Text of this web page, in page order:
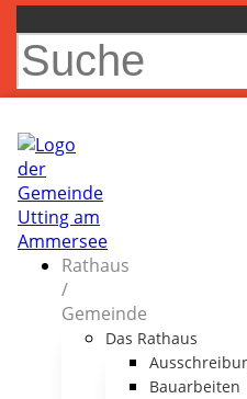
Rathaus
/
Gemeinde
Das Rathaus
Bauarbeiten